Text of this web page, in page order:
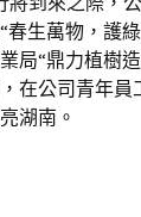
生萬物，護
局“鼎力植樹
在公司青年員
湖南。